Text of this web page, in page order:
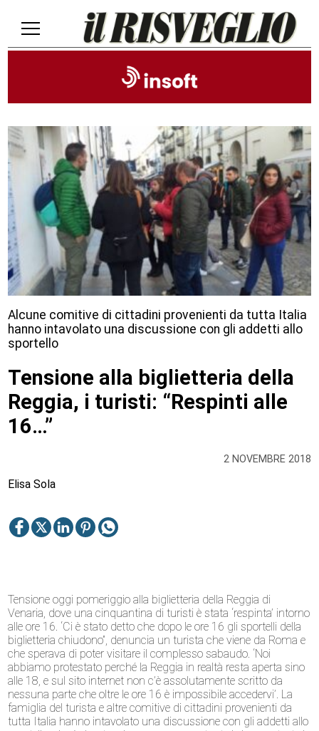
2 NOVEMBRE 2018
Alcune comitive di cittadini provenienti da tutta Italia
hanno intavolato una discussione con gli addetti allo
sportello
Tensione alla biglietteria della
Reggia, i turisti: “Respinti alle
16…”
Elisa Sola
Tensione oggi pomeriggio alla biglietteria della Reggia di
Venaria, dove una cinquantina di turisti è stata ‘respinta’ intorno
alle ore 16. ‘Ci è stato detto che dopo le ore 16 gli sportelli della
biglietteria chiudono”, denuncia un turista che viene da Roma e
che sperava di poter visitare il complesso sabaudo. ‘Noi
abbiamo protestato perché la Reggia in realtà resta aperta sino
alle 18, e sul sito internet non c’è assolutamente scritto da
nessuna parte che oltre le ore 16 è impossibile accedervi’. La
famiglia del turista e altre comitive di cittadini provenienti da
tutta Italia hanno intavolato una discussione con gli addetti allo